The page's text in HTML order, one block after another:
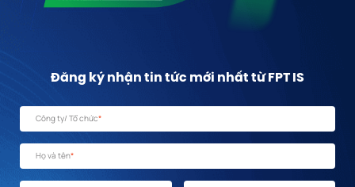
Đăng ký nhận tin tức mới nhất từ FPT IS
Công ty/ Tổ chức*
Họ và tên*